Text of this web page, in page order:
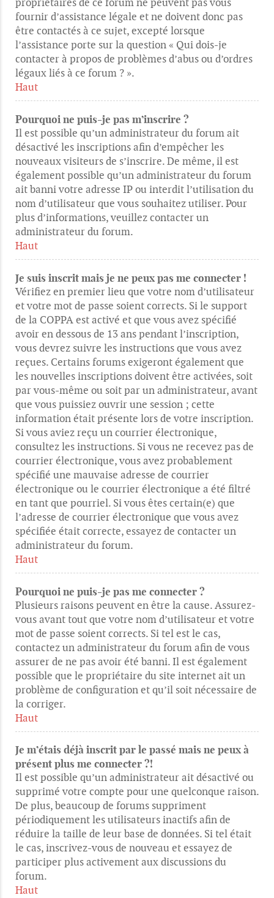
fournir d’assistance légale et ne doivent donc pas
être contactés à ce sujet, excepté lorsque
l’assistance porte sur la question « Qui dois-je
contacter à propos de problèmes d’abus ou d’ordres
légaux liés à ce forum ? ».
Haut
Pourquoi ne puis-je pas m’inscrire ?
Il est possible qu’un administrateur du forum ait
désactivé les inscriptions afin d’empêcher les
nouveaux visiteurs de s’inscrire. De même, il est
également possible qu’un administrateur du forum
ait banni votre adresse IP ou interdit l’utilisation du
nom d’utilisateur que vous souhaitez utiliser. Pour
plus d’informations, veuillez contacter un
administrateur du forum.
Haut
Je suis inscrit mais je ne peux pas me connecter !
Vérifiez en premier lieu que votre nom d’utilisateur
et votre mot de passe soient corrects. Si le support
de la COPPA est activé et que vous avez spécifié
avoir en dessous de 13 ans pendant l’inscription,
vous devrez suivre les instructions que vous avez
reçues. Certains forums exigeront également que
les nouvelles inscriptions doivent être activées, soit
par vous-même ou soit par un administrateur, avant
que vous puissiez ouvrir une session ; cette
information était présente lors de votre inscription.
Si vous aviez reçu un courrier électronique,
consultez les instructions. Si vous ne recevez pas de
courrier électronique, vous avez probablement
spécifié une mauvaise adresse de courrier
électronique ou le courrier électronique a été filtré
en tant que pourriel. Si vous êtes certain(e) que
l’adresse de courrier électronique que vous avez
spécifiée était correcte, essayez de contacter un
administrateur du forum.
Haut
Pourquoi ne puis-je pas me connecter ?
Plusieurs raisons peuvent en être la cause. Assurez-
vous avant tout que votre nom d’utilisateur et votre
mot de passe soient corrects. Si tel est le cas,
contactez un administrateur du forum afin de vous
assurer de ne pas avoir été banni. Il est également
possible que le propriétaire du site internet ait un
problème de configuration et qu’il soit nécessaire de
la corriger.
Haut
Je m’étais déjà inscrit par le passé mais ne peux à
présent plus me connecter ?!
Il est possible qu’un administrateur ait désactivé ou
supprimé votre compte pour une quelconque raison.
De plus, beaucoup de forums suppriment
périodiquement les utilisateurs inactifs afin de
réduire la taille de leur base de données. Si tel était
le cas, inscrivez-vous de nouveau et essayez de
participer plus activement aux discussions du
forum.
Haut